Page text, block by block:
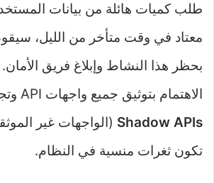
طلب كميات هائلة من بيانات
معتاد في وقت متأخر من الليل، سيقوم
بحظر هذا النشاط وإبلاغ فريق
الاهتمام بتوثيق جميع واجهات API وتجنب ما يسمى بـ
Shadow APIs (الواجهات غير
تكون ثغرات منسية في النظام.